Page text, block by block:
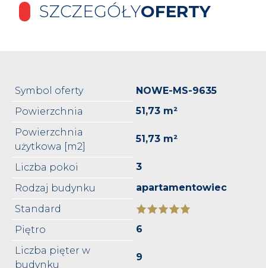
SZCZEGÓŁYOFERTY
Symbol oferty
NOWE-MS-9635
Powierzchnia
51,73 m²
Powierzchnia
użytkowa [m2]
51,73 m²
Liczba pokoi
3
Rodzaj budynku
apartamentowiec
Standard
Piętro
6
Liczba pięter w
budynku
9